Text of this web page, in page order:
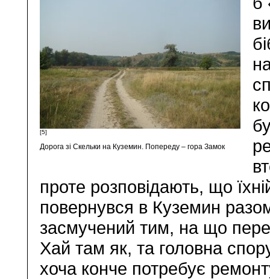
[5]
Дорога зі Скельки на Куземин. Попереду – гора Замок
проте розповідають, що
повернувся в Куземин
засмучений тим, на що
Хай там як, та головна
хоча конче потребує